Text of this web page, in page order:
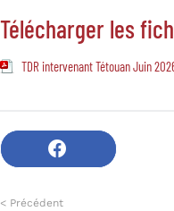
Télécharger les
TDR intervenant Tétouan Juin
< Précédent